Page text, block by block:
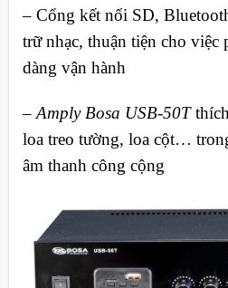
– Cổng kết nối SD,
trữ nhạc, thuận tiện cho việc
dàng vận hành
– Amply Bosa USB-50T
loa treo tường, loa cột…
âm thanh công cộng